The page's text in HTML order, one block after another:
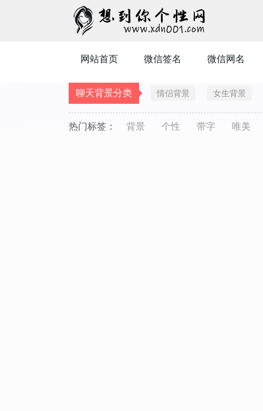
网站首页 微信签名 微信网名
聊天背景分类 情侣背景 女生背景
热门标签： 背景 个性 带字 唯美